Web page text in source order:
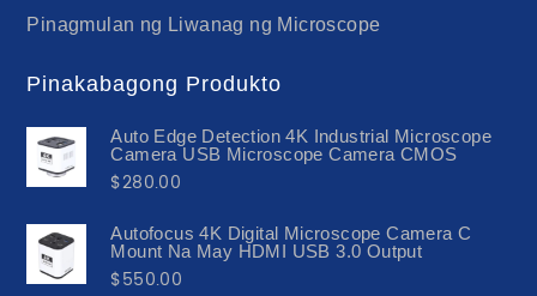
Pinagmulan ng Liwanag ng Microscope
Pinakabagong Produkto
Auto Edge Detection 4K Industrial Microscope
Camera USB Microscope Camera CMOS
$280.00
Autofocus 4K Digital Microscope Camera C
Mount Na May HDMI USB 3.0 Output
$550.00